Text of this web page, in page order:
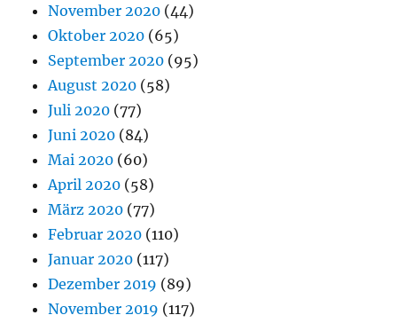
November 2020 (44)
Oktober 2020 (65)
September 2020 (95)
August 2020 (58)
Juli 2020 (77)
Juni 2020 (84)
Mai 2020 (60)
April 2020 (58)
März 2020 (77)
Februar 2020 (110)
Januar 2020 (117)
Dezember 2019 (89)
November 2019 (117)